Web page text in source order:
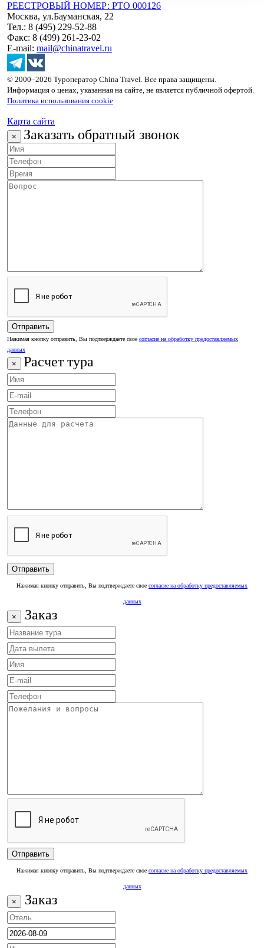
РЕЕСТРОВЫЙ НОМЕР: РТО 000126
Москва, ул.Бауманская, 22
Тел.: 8 (495) 229-52-88
Факс: 8 (499) 261-23-02
E-mail: mail@chinatravel.ru
© 2000–2026 Туроператор China Travel. Все права защищены.
Информация о ценах, указанная на сайте, не является публичной офертой.
Политика использования cookie
Карта сайта
× Заказать обратный звонок
Нажимая кнопку отправить, Вы подтверждаете свое согласие на обработку предоставляемых
данных
× Расчет тура
Нажимая кнопку отправить, Вы подтверждаете свое согласие на обработку предоставляемых
данных
× Заказ
Нажимая кнопку отправить, Вы подтверждаете свое согласие на обработку предоставляемых
данных
× Заказ